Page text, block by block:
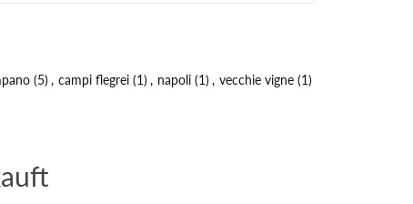
(5) , campi flegrei (1) , napoli (1) , vecchie vigne (1)